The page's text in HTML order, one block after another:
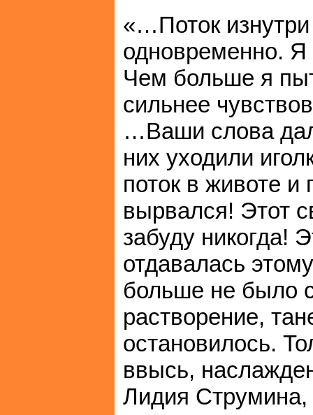
«…Поток
одновременно. Я
Чем больше я
сильнее
…Ваши слова
них уходили
поток в животе и
вырвался! Этот
забуду никогда!
отдавалась
больше не было
растворение,
остановилось.
ввысь,
Лидия Струмина,